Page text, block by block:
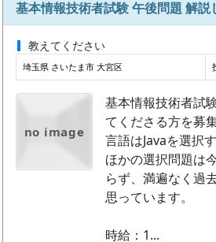
教えてください
埼玉県 さいたま市 大宮区
no image
基本情報技術者試
てくださる方を募
言語はJavaを選択
ほかの選択問題は
らず、満遍なく過
思っています。
時給：1...